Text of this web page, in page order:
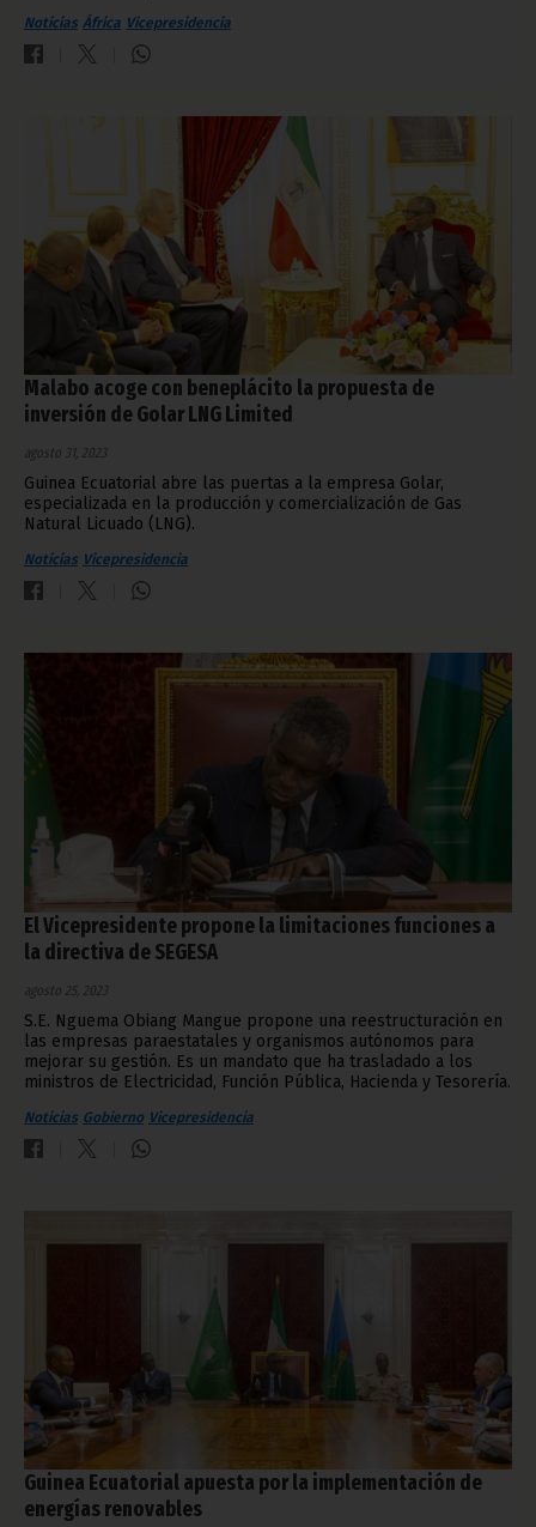
Noticias África Vicepresidencia
Malabo acoge con beneplácito la propuesta de
inversión de Golar LNG Limited
agosto 31, 2023
Guinea Ecuatorial abre las puertas a la empresa Golar,
especializada en la producción y comercialización de Gas
Natural Licuado (LNG).
Noticias Vicepresidencia
El Vicepresidente propone la limitaciones funciones a
la directiva de SEGESA
agosto 25, 2023
S.E. Nguema Obiang Mangue propone una reestructuración en
las empresas paraestatales y organismos autónomos para
mejorar su gestión. Es un mandato que ha trasladado a los
ministros de Electricidad, Función Pública, Hacienda y Tesorería.
Noticias Gobierno Vicepresidencia
Guinea Ecuatorial apuesta por la implementación de
energías renovables